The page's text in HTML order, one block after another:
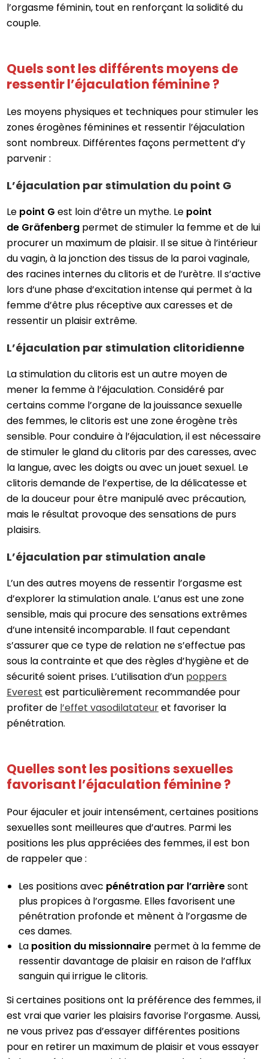
l’orgasme féminin, tout en renforçant la solidité du
couple.
Quels sont les différents moyens de
ressentir l’éjaculation féminine ?
Les moyens physiques et techniques pour stimuler les
zones érogènes féminines et ressentir l’éjaculation
sont nombreux. Différentes façons permettent d’y
parvenir :
L’éjaculation par stimulation du point G
Le point G est loin d’être un mythe. Le point
de Gräfenberg permet de stimuler la femme et de lui
procurer un maximum de plaisir. Il se situe à l’intérieur
du vagin, à la jonction des tissus de la paroi vaginale,
des racines internes du clitoris et de l’urètre. Il s’active
lors d’une phase d’excitation intense qui permet à la
femme d’être plus réceptive aux caresses et de
ressentir un plaisir extrême.
L’éjaculation par stimulation clitoridienne
La stimulation du clitoris est un autre moyen de
mener la femme à l’éjaculation. Considéré par
certains comme l’organe de la jouissance sexuelle
des femmes, le clitoris est une zone érogène très
sensible. Pour conduire à l’éjaculation, il est nécessaire
de stimuler le gland du clitoris par des caresses, avec
la langue, avec les doigts ou avec un jouet sexuel. Le
clitoris demande de l’expertise, de la délicatesse et
de la douceur pour être manipulé avec précaution,
mais le résultat provoque des sensations de purs
plaisirs.
L’éjaculation par stimulation anale
L’un des autres moyens de ressentir l’orgasme est
d’explorer la stimulation anale. L’anus est une zone
sensible, mais qui procure des sensations extrêmes
d’une intensité incomparable. Il faut cependant
s’assurer que ce type de relation ne s’effectue pas
sous la contrainte et que des règles d’hygiène et de
sécurité soient prises. L’utilisation d’un poppers
Everest est particulièrement recommandée pour
profiter de l’effet vasodilatateuret favoriser la
pénétration.
Quelles sont les positions sexuelles
favorisant l’éjaculation féminine ?
Pour éjaculer et jouir intensément, certaines positions
sexuelles sont meilleures que d’autres. Parmi les
positions les plus appréciées des femmes, il est bon
de rappeler que :
Les positions avec pénétration par l’arrièresont
plus propices à l’orgasme. Elles favorisent une
pénétration profonde et mènent à l’orgasme de
ces dames.
La position du missionnaire permet à la femme de
ressentir davantage de plaisir en raison de l’afflux
sanguin qui irrigue le clitoris.
Si certaines positions ont la préférence des femmes, il
est vrai que varier les plaisirs favorise l’orgasme. Aussi,
ne vous privez pas d’essayer différentes positions
pour en retirer un maximum de plaisir et vous essayer